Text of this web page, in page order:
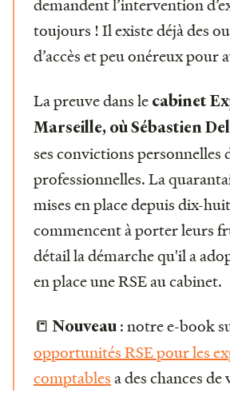
demandent l’intervention
toujours ! Il existe déjà des
d’accès et peu onéreux pour
La preuve dans le cabinet
Marseille, où Sébastien
ses convictions personnelles
professionnelles. La
mises en place depuis dix-
commencent à porter leurs
détail la démarche qu'il a
en place une RSE au cabinet.
📒 Nouveau : notre e-book
opportunités RSE pour les
comptablesa des chances